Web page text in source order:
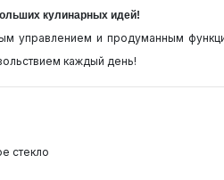
кулинарных идей!
управлением и продуманным
каждый день!
стекло